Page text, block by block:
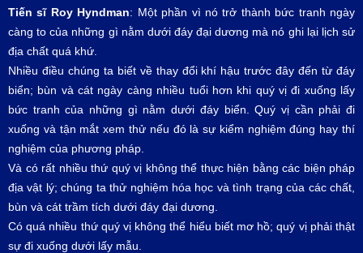
Tiến sĩ Roy Hyndman: Một phần vì nó trở thành bức tranh ngày
càng to của những gì nằm dưới đáy đại dương mà nó ghi lại lịch sử
địa chất quá khứ.
Nhiều điều chúng ta biết về thay đổi khí hậu trước đây đến từ đáy
biển; bùn và cát ngày càng nhiều tuổi hơn khi quý vị đi xuống lấy
bức tranh của những gì nằm dưới đáy biển. Quý vị cần phải đi
xuống và tận mắt xem thử nếu đó là sự kiểm nghiệm đúng hay thí
nghiệm của phương pháp.
Và có rất nhiều thứ quý vị không thể thực hiện bằng các biện pháp
địa vật lý; chúng ta thử nghiệm hóa học và tình trạng của các chất,
bùn và cát trầm tích dưới đáy đại dương.
Có quá nhiều thứ quý vị không thể hiểu biết mơ hồ; quý vị phải thật
sự đi xuống dưới lấy mẫu.